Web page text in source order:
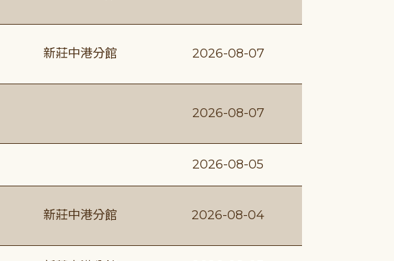
新莊中港分館 2026-08-07
2026-08-07
2026-08-05
新莊中港分館 2026-08-04